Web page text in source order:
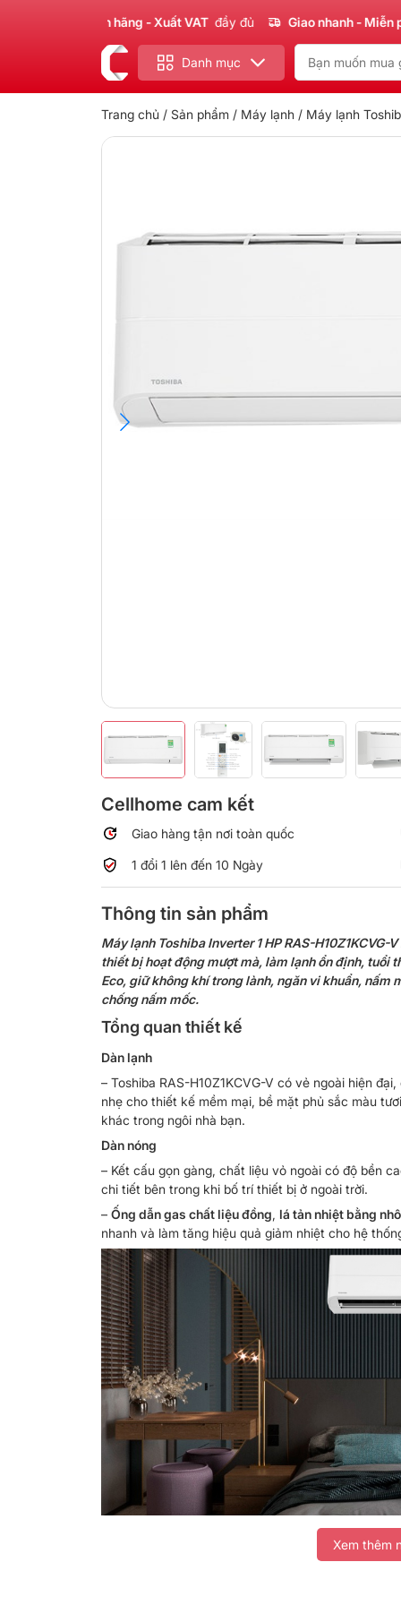
Chính hãng - Xuất VAT đầy đủ Giao nhanh - Miễn phí
Danh mục
Trang chủ / Sản phẩm / Máy lạnh / Máy lạnh
Cellhome cam kết
Giao hàng tận nơi toàn quốc
1 đổi 1 lên đến 10 Ngày
Thông tin sản phẩm
Máy lạnh Toshiba Inverter 1 HP RAS-
thiết bị hoạt động mượt mà, làm lạnh ổn định, tuổi
Eco, giữ không khí trong lành, ngăn vi khuẩn,
chống nấm mốc.
Tổng quan thiết kế
Dàn lạnh
– Toshiba RAS-H10Z1KCVG-V có vẻ ngoài hiện
nhẹ cho thiết kế mềm mại, bề mặt phủ sắc màu
khác trong ngôi nhà bạn.
Dàn nóng
– Kết cấu gọn gàng, chất liệu vỏ ngoài có độ bền
chi tiết bên trong khi bố trí thiết bị ở ngoài trời.
– Ống dẫn gas chất liệu đồng, lá tản nhiệt bằng
nhanh và làm tăng hiệu quả giảm nhiệt cho hệ
Xem thêm